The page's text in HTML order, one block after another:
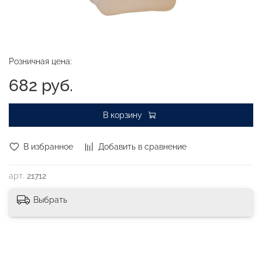
В избранное Добавить в сравнение
арт. 21712
Розничная цена:
682 руб.
В корзину
Выбрать